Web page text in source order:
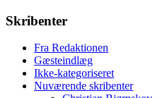
Skribenter
Fra Redaktionen
Gæsteindlæg
Ikke-kategoriseret
Nuværende skribenter